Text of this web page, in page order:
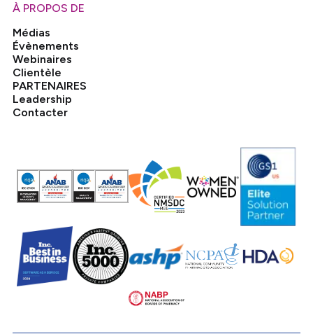
À PROPOS DE
Médias
Évènements
Webinaires
Clientèle
PARTENAIRES
Leadership
Contacter